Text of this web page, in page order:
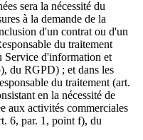
sera la nécessité du
à la demande de la
d'un contrat ou d'un
du traitement
Service d'information et
du RGPD) ; et dans les
du traitement (art.
en la nécessité de
aux activités commerciales
6, par. 1, point f), du